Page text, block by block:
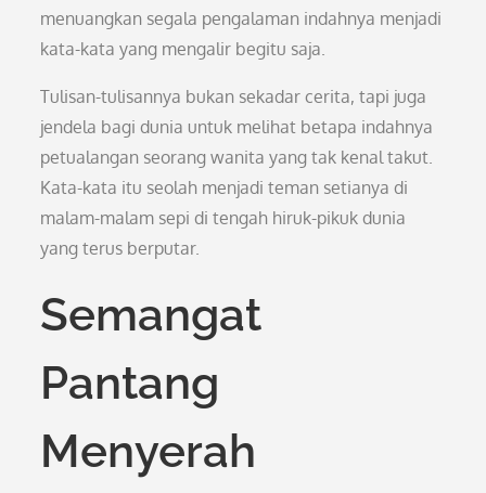
menuangkan segala pengalaman indahnya menjadi
kata-kata yang mengalir begitu saja.
Tulisan-tulisannya bukan sekadar cerita, tapi juga
jendela bagi dunia untuk melihat betapa indahnya
petualangan seorang wanita yang tak kenal takut.
Kata-kata itu seolah menjadi teman setianya di
malam-malam sepi di tengah hiruk-pikuk dunia
yang terus berputar.
Semangat
Pantang
Menyerah